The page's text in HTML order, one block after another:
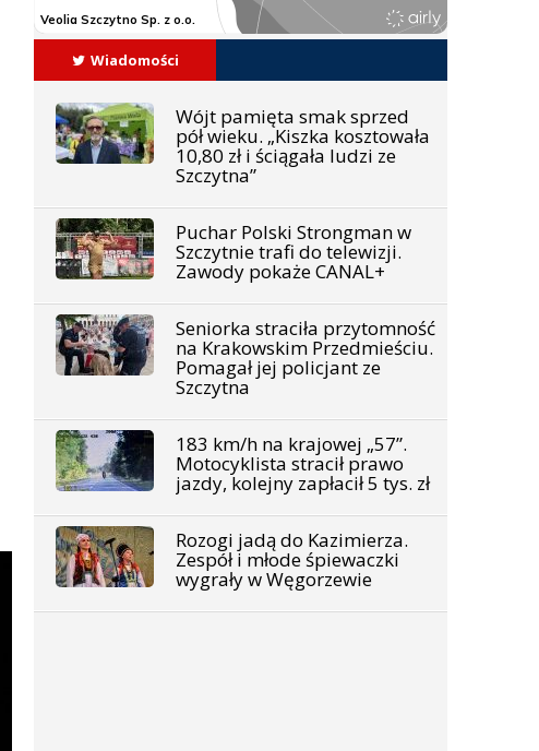
Wiadomości
Wójt pamięta smak sprzed
pół wieku. „Kiszka kosztowała
10,80 zł i ściągała ludzi ze
Szczytna”
Puchar Polski Strongman w
Szczytnie trafi do telewizji.
Zawody pokaże CANAL+
Seniorka straciła przytomność
na Krakowskim Przedmieściu.
Pomagał jej policjant ze
Szczytna
183 km/h na krajowej „57”.
Motocyklista stracił prawo
jazdy, kolejny zapłacił 5 tys. zł
Rozogi jadą do Kazimierza.
Zespół i młode śpiewaczki
wygrały w Węgorzewie